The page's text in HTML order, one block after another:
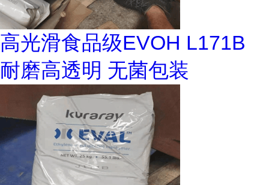
高光滑食品级EVOH L171B
耐磨高透明 无菌包装